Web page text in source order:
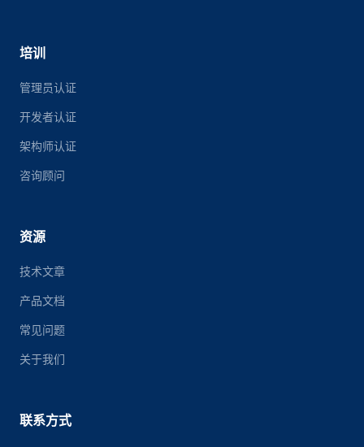
培训
管理员认证
开发者认证
架构师认证
咨询顾问
资源
技术文章
产品文档
常见问题
关于我们
联系方式